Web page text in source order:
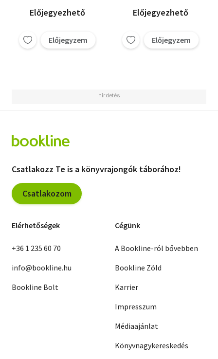
Előjegyezhető
Előjegyzem
Előjegyezhető
Előjegyzem
Csatlakozz Te is a könyvrajongók táborához!
Csatlakozom
Elérhetőségek
+36 1 235 60 70
info@bookline.hu
Bookline Bolt
Cégünk
A Bookline-ról bővebben
Bookline Zöld
Karrier
Impresszum
Médiaajánlat
Könyvnagykereskedés